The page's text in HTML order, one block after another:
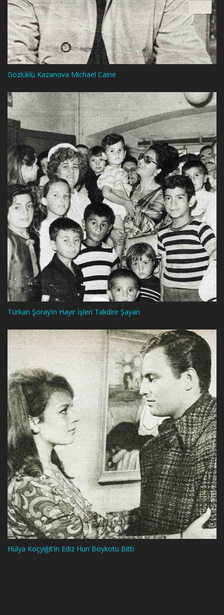
Gözlüklü Kazanova Michael Caine
Türkan Şoray’ın Hayır İşleri Takdire Şayan
Hülya Koçyiğit’in Ediz Hun Boykotu Bitti